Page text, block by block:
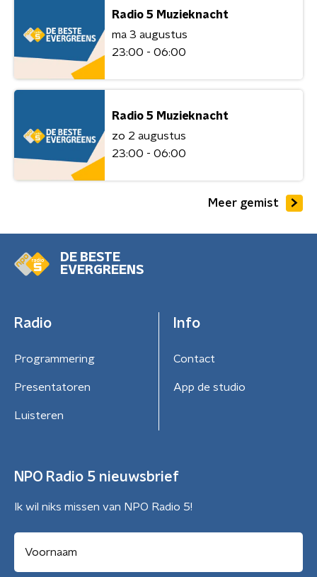
Radio 5 Muzieknacht
ma 3 augustus
23:00 - 06:00
Radio 5 Muzieknacht
zo 2 augustus
23:00 - 06:00
Meer gemist
DE BESTE
EVERGREENS
Radio
Programmering
Presentatoren
Luisteren
Info
Contact
App de studio
NPO Radio 5 nieuwsbrief
Ik wil niks missen van NPO Radio 5!